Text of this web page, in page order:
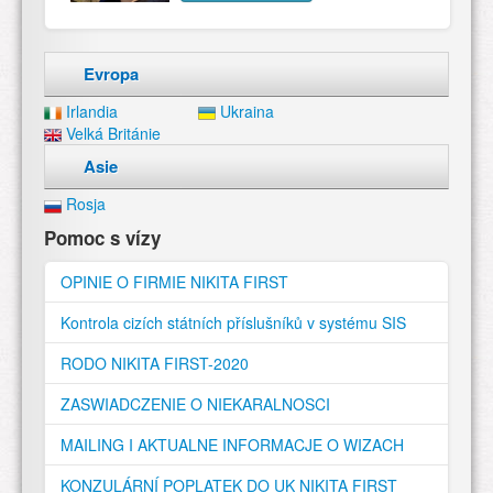
Evropa
Irlandia
Ukraina
Velká Británie
Asie
Rosja
Pomoc s vízy
OPINIE O FIRMIE NIKITA FIRST
Kontrola cizích státních příslušníků v systému SIS
RODO NIKITA FIRST-2020
ZASWIADCZENIE O NIEKARALNOSCI
MAILING I AKTUALNE INFORMACJE O WIZACH
KONZULÁRNÍ POPLATEK DO UK NIKITA FIRST